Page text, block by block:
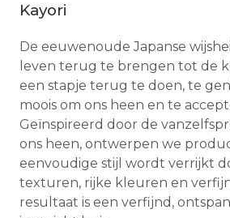
Kayori
De eeuwenoude Japanse
leven terug te brengen tot de
een stapje terug te doen, te
moois om ons heen en te
Geïnspireerd door de
ons heen, ontwerpen we
eenvoudige stijl wordt verrijkt
texturen, rijke kleuren en
resultaat is een verfijnd,